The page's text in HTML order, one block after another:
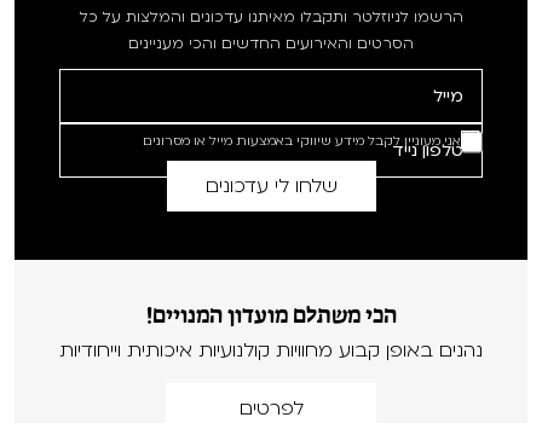
הרשמו לניוזלטר ותקבלו מאיתנו עדכונים והמלצות על כל
הסרטים והאירועים החדשים והכי מעניינים
אני מעוניין לקבל מידע שיווקי באמצעות מייל או מסרונים
הכי משתלם מועדון המנויים!
נהנים באופן קבוע מחוויות קולנועיות איכותית וייחודיות
לפרטים